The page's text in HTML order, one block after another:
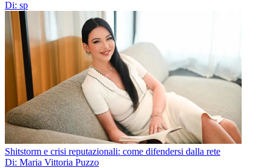
Di: sp
Shitstorm e crisi reputazionali: come difendersi dalla rete
Di: Maria Vittoria Puzzo